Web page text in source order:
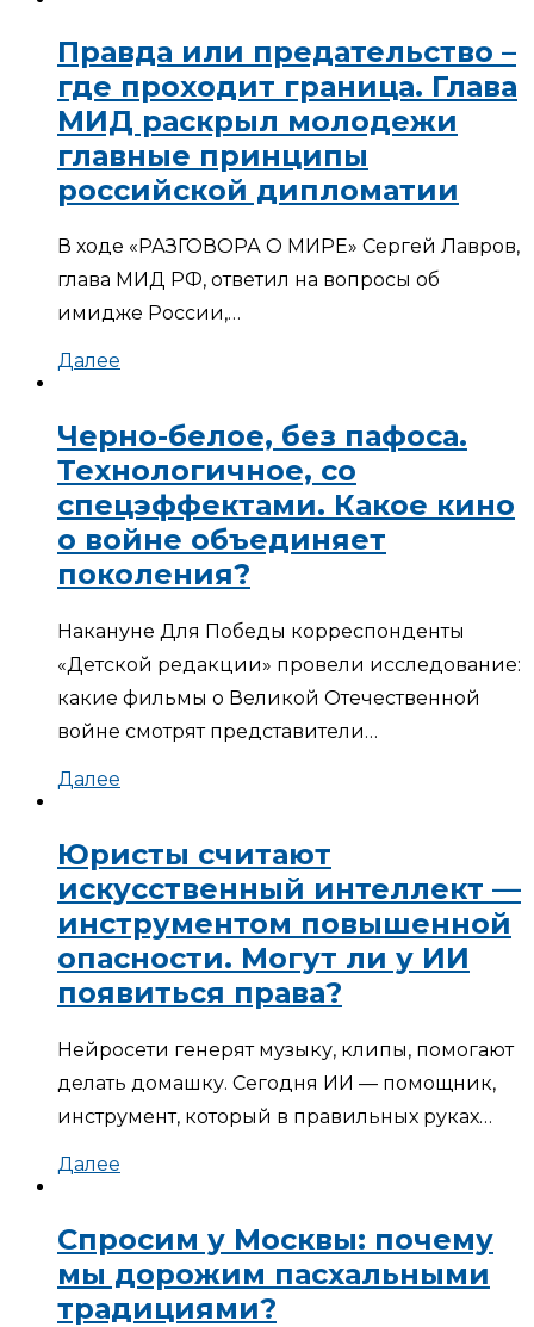
Правда или предательство –
где проходит граница. Глава
МИД раскрыл молодежи
главные принципы
российской дипломатии
В ходе «РАЗГОВОРА О МИРЕ» Сергей Лавров,
глава МИД РФ, ответил на вопросы об
имидже России,…
Далее
Черно-белое, без пафоса.
Технологичное, со
спецэффектами. Какое кино
о войне объединяет
поколения?
Накануне Для Победы корреспонденты
«Детской редакции» провели исследование:
какие фильмы о Великой Отечественной
войне смотрят представители…
Далее
Юристы считают
искусственный интеллект —
инструментом повышенной
опасности. Могут ли у ИИ
появиться права?
Нейросети генерят музыку, клипы, помогают
делать домашку. Сегодня ИИ — помощник,
инструмент, который в правильных руках…
Далее
Спросим у Москвы: почему
мы дорожим пасхальными
традициями?